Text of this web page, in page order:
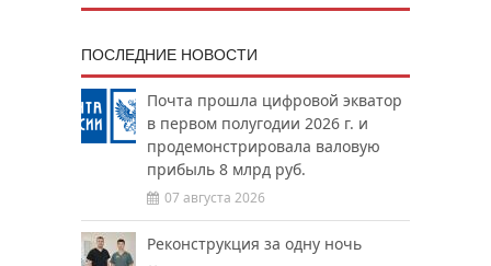
ПОСЛЕДНИЕ НОВОСТИ
Почта прошла цифровой экватор
в первом полугодии 2026 г. и
продемонстрировала валовую
прибыль 8 млрд руб.
07 августа 2026
Реконструкция за одну ночь